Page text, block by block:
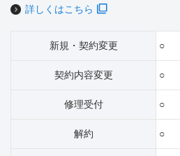
詳しくはこちら
新規・契約変更 ○
契約内容変更 ○
修理受付 ○
解約 ○